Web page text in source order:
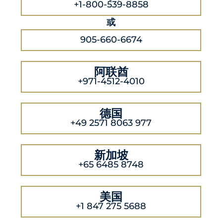
+1-800-539-8858
或
905-660-6674
阿联酋
+971-4512-4010
德国
+49 2571 8063 977
新加坡
+65 6485 8748
美国
+1 847 275 5688